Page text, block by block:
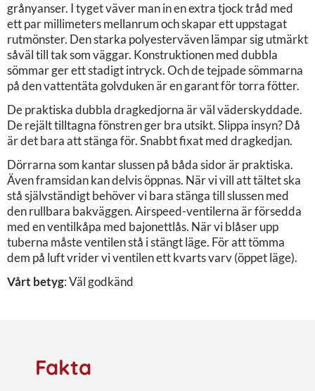
grånyanser. I tyget väver man in en extra tjock tråd med
ett par millimeters mellanrum och skapar ett uppstagat
rutmönster. Den starka polyesterväven lämpar sig utmärkt
såväl till tak som väggar. Konstruktionen med dubbla
sömmar ger ett stadigt intryck. Och de tejpade sömmarna
på den vattentäta golvduken är en garant för torra fötter.
De praktiska dubbla dragkedjorna är väl väderskyddade.
De rejält tilltagna fönstren ger bra utsikt. Slippa insyn? Då
är det bara att stänga för. Snabbt fixat med dragkedjan.
Dörrarna som kantar slussen på båda sidor är praktiska.
Även framsidan kan delvis öppnas. När vi vill att tältet ska
stå självständigt behöver vi bara stänga till slussen med
den rullbara bakväggen. Airspeed-ventilerna är försedda
med en ventilkåpa med bajonettlås. När vi blåser upp
tuberna måste ventilen stå i stängt läge. För att tömma
dem på luft vrider vi ventilen ett kvarts varv (öppet läge).
Vårt betyg: Väl godkänd
Fakta